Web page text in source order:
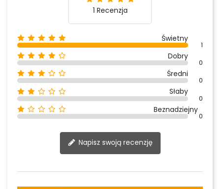
1 Recenzja
Świetny
1
Dobry
0
Średni
0
Słaby
0
Beznadziejny
0
Napisz swoją recenzję